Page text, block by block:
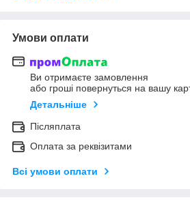
Умови оплати
Ви отримаєте замовлення
або гроші повернуться на вашу
Детальніше
Післяплата
Оплата за реквізитами
Всі умови оплати